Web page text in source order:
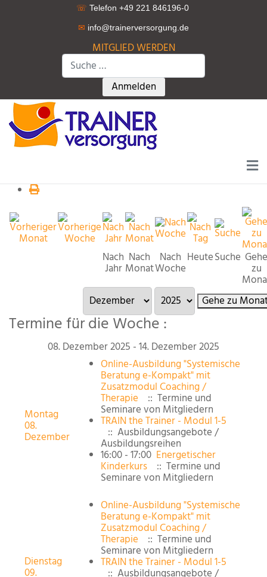
☏ Telefon +49 221 846196-0
✉ info@trainerversorgung.de
MITGLIED WERDEN
Suchen
Type 2 or more characters for
Anmelden
Nach
Jahr
Nach
Monat
Nach
Woche
HeuteSuche Gehe
zu
Gehe zu
Termine für die Woche :
08. Dezember 2025 - 14. Dezember 2025
Montag
08.
Dezember
Online-Ausbildung "Systemische
Beratung e-Kompakt" mit
Zusatzmodul Coaching /
Therapie :: Termine und
Seminare von Mitgliedern
TRAIN the Trainer - Modul 1-5
:: Ausbildungsangebote /
Ausbildungsreihen
16:00 - 17:00 Energetischer
Kinderkurs :: Termine und
Seminare von Mitgliedern
Dienstag
09.
Online-Ausbildung "Systemische
Beratung e-Kompakt" mit
Zusatzmodul Coaching /
Therapie :: Termine und
Seminare von Mitgliedern
TRAIN the Trainer - Modul 1-5
:: Ausbildungsangebote /